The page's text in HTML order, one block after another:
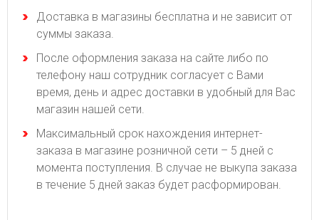
Доставка в магазины бесплатна и не зависит от
суммы заказа.
После оформления заказа на сайте либо по
телефону наш сотрудник согласует с Вами
время, день и адрес доставки в удобный для Вас
магазин нашей сети.
Максимальный срок нахождения интернет-
заказа в магазине розничной сети – 5 дней с
момента поступления. В случае не выкупа заказа
в течение 5 дней заказ будет расформирован.